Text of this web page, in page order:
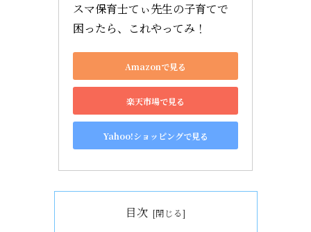
スマ保育士てぃ先生の子育てで
困ったら、これやってみ！
Amazonで見る
楽天市場で見る
Yahoo!ショッピングで見る
目次